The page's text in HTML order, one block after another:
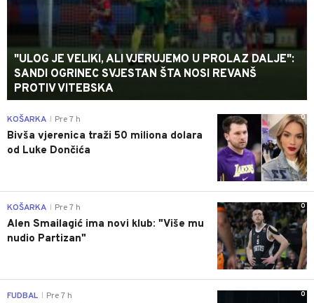
"ULOG JE VELIKI, ALI VJERUJEMO U PROLAZ DALJE":
SANDI OGRINEC SVJESTAN ŠTA NOSI REVANŠ
PROTIV VITEBSKA
0
KOŠARKA Pre 7 h
Bivša vjerenica traži 50 miliona dolara
od Luke Dončića
0
KOŠARKA Pre 7 h
Alen Smailagić ima novi klub: "Više mu
nudio Partizan"
0
FUDBAL Pre 7 h